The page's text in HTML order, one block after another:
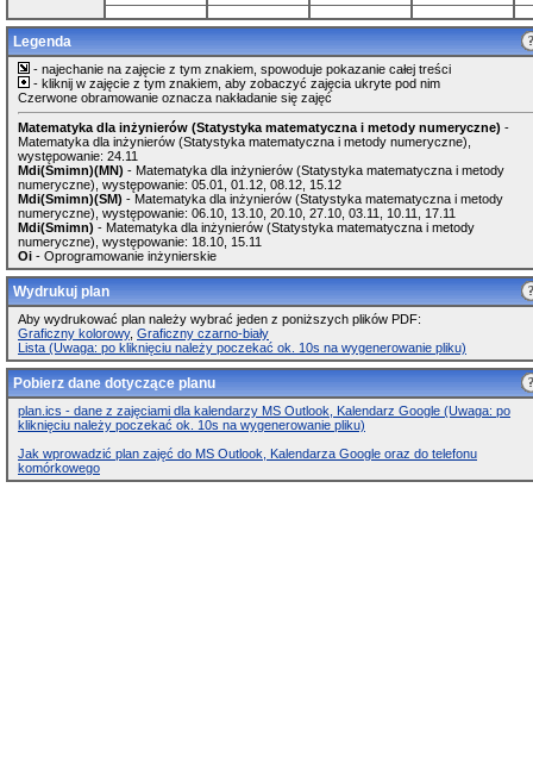
Legenda
- najechanie na zajęcie z tym znakiem, spowoduje pokazanie całej treści
- kliknij w zajęcie z tym znakiem, aby zobaczyć zajęcia ukryte pod nim
Czerwone obramowanie oznacza nakładanie się zajęć
Matematyka dla inżynierów (Statystyka matematyczna i metody numeryczne) -
Matematyka dla inżynierów (Statystyka matematyczna i metody numeryczne),
występowanie: 24.11
Mdi(Smimn)(MN) - Matematyka dla inżynierów (Statystyka matematyczna i metody
numeryczne), występowanie: 05.01, 01.12, 08.12, 15.12
Mdi(Smimn)(SM) - Matematyka dla inżynierów (Statystyka matematyczna i metody
numeryczne), występowanie: 06.10, 13.10, 20.10, 27.10, 03.11, 10.11, 17.11
Mdi(Smimn) - Matematyka dla inżynierów (Statystyka matematyczna i metody
numeryczne), występowanie: 18.10, 15.11
Oi - Oprogramowanie inżynierskie
Wydrukuj plan
Aby wydrukować plan należy wybrać jeden z poniższych plików PDF:
Graficzny kolorowy, Graficzny czarno-biały
Lista (Uwaga: po kliknięciu należy poczekać ok. 10s na wygenerowanie pliku)
Pobierz dane dotyczące planu
plan.ics - dane z zajęciami dla kalendarzy MS Outlook, Kalendarz Google (Uwaga: po
kliknięciu należy poczekać ok. 10s na wygenerowanie pliku)
Jak wprowadzić plan zajęć do MS Outlook, Kalendarza Google oraz do telefonu
komórkowego